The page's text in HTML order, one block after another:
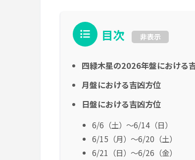
目次 非表示
四緑木星の2026年盤における
月盤における吉凶方位
日盤における吉凶方位
6/6（土）～6/14（日）
6/15（月）～6/20（土）
6/21（日）～6/26（金）